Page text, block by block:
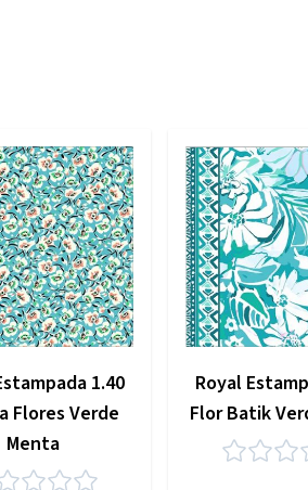
1.40
Flores Verde
Menta
Royal
Flor Batik